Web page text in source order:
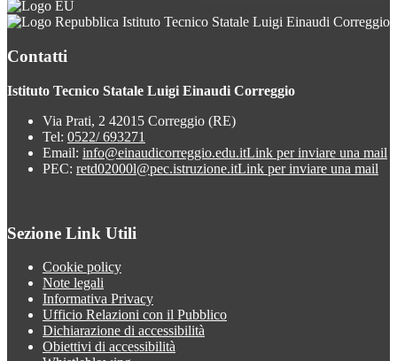
Istituto Tecnico Statale Luigi Einaudi Correggio
Contatti
Istituto Tecnico Statale Luigi Einaudi Correggio
Via Prati, 2 42015 Correggio (RE)
Tel: 0522/ 693271
Email: info@einaudicorreggio.edu.itLink per inviare una mail
PEC: retd02000l@pec.istruzione.itLink per inviare una mail
Sezione Link Utili
Cookie policy
Note legali
Informativa Privacy
Ufficio Relazioni con il Pubblico
Dichiarazione di accessibilità
Obiettivi di accessibilità